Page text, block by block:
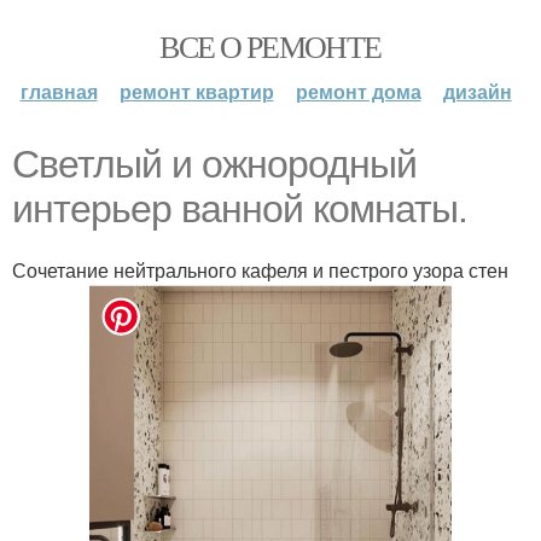
ВСЕ О РЕМОНТЕ
главная ремонт квартир ремонт дома дизайн
Светлый и ожнородный
интерьер ванной комнаты.
Сочетание нейтрального кафеля и пестрого узора стен